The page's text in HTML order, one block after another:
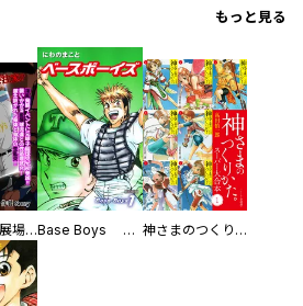
もっと見る
初めての発展場 【白抜き修正版】 Base Boys 新装版 神さまのつくりかた。スーパー大合本